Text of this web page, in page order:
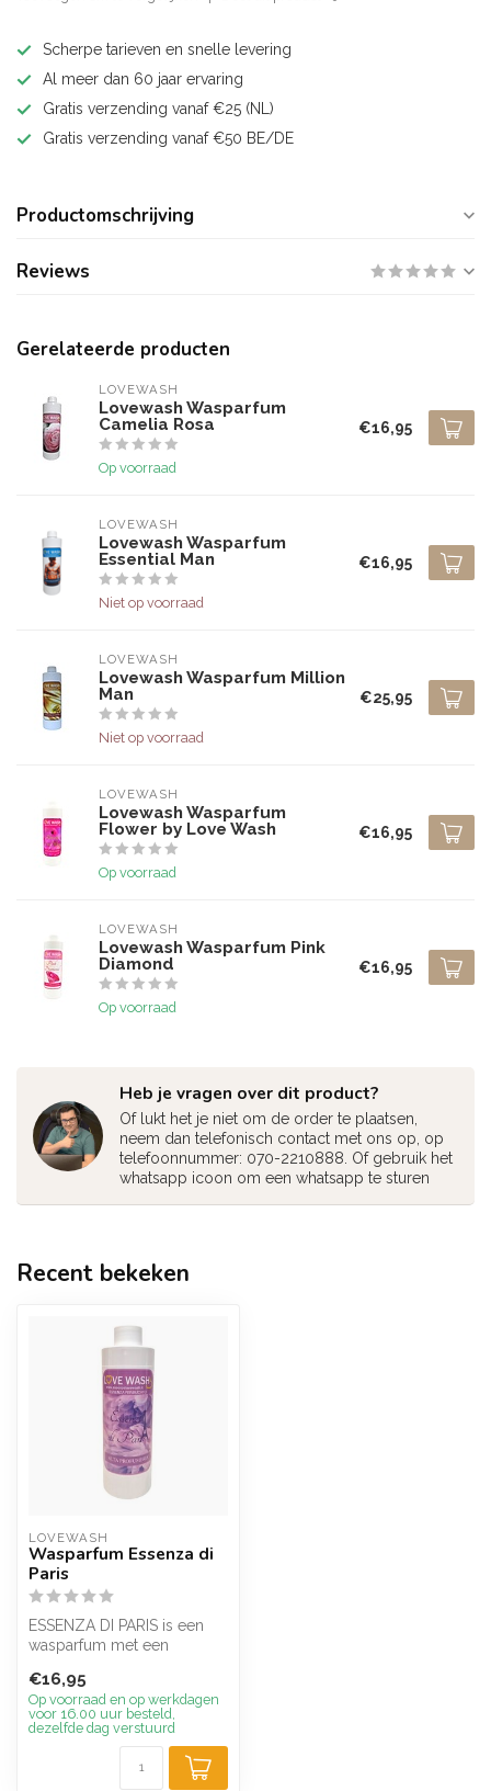
Scherpe tarieven en snelle levering
Al meer dan 60 jaar ervaring
Gratis verzending vanaf €25 (NL)
Gratis verzending vanaf €50 BE/DE
Productomschrijving
Reviews
Gerelateerde producten
LOVEWASH
Lovewash Wasparfum
Camelia Rosa
Op voorraad
€16,95
LOVEWASH
Lovewash Wasparfum
Essential Man
Niet op voorraad
€16,95
LOVEWASH
Lovewash Wasparfum Million
Man
Niet op voorraad
€25,95
LOVEWASH
Lovewash Wasparfum
Flower by Love Wash
Op voorraad
€16,95
LOVEWASH
Lovewash Wasparfum Pink
Diamond
Op voorraad
€16,95
Heb je vragen over dit product?
Of lukt het je niet om de order te plaatsen,
neem dan telefonisch contact met ons op, op
telefoonnummer: 070-2210888. Of gebruik het
whatsapp icoon om een whatsapp te sturen
Recent bekeken
LOVEWASH
Wasparfum Essenza di
Paris
ESSENZA DI PARIS is een
wasparfum met een
geïnspireerd op het...
€16,95
Op voorraad en op werkdagen
voor 16.00 uur besteld,
dezelfde dag verstuurd